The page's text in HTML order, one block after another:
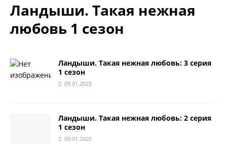
Ландыши. Такая нежная
любовь 1 сезон
Ландыши. Такая нежная любовь: 3 серия
1 сезон
09.01.2025
Ландыши. Такая нежная любовь: 2 серия
1 сезон
09.01.2025